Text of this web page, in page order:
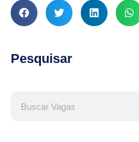
Pesquisar